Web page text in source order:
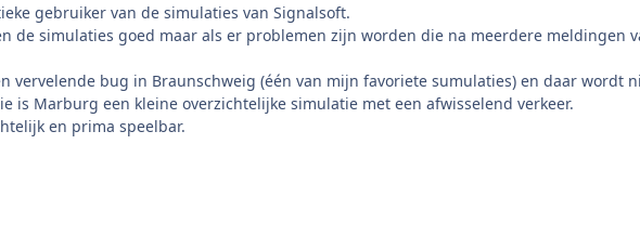
gebruiker van de simulaties van Signalsoft.
de simulaties goed maar als er problemen zijn worden die na meerdere meldingen
vervelende bug in Braunschweig (één van mijn favoriete sumulaties) en daar wordt
is Marburg een kleine overzichtelijke simulatie met een afwisselend verkeer.
en prima speelbar.